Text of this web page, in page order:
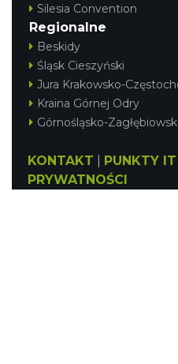
Silesia Convention
Regionalne
Beskidy
Śląsk Cieszyński
Jura Krakowsko-
Kraina Górnej Odry
Górnośląsko-
KONTAKT PUNKTY IT
PRYWATNOŚCI